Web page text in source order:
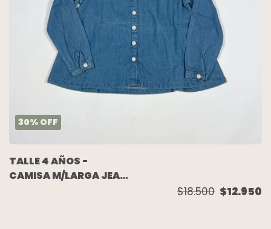
30% OFF
TALLE 4 AÑOS -
CAMISA M/LARGA JEAN
$18.500 $12.950